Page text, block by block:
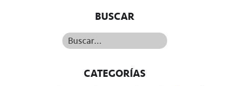
BUSCAR
Buscar...
CATEGORÍAS